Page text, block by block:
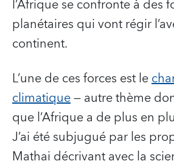
l’Afrique se confronte à des
planétaires qui vont régir
continent.
L’une de ces forces est le
climatique— autre thème
que l’Afrique a de plus en
J’ai été subjugué par les
Mathai décrivant avec la